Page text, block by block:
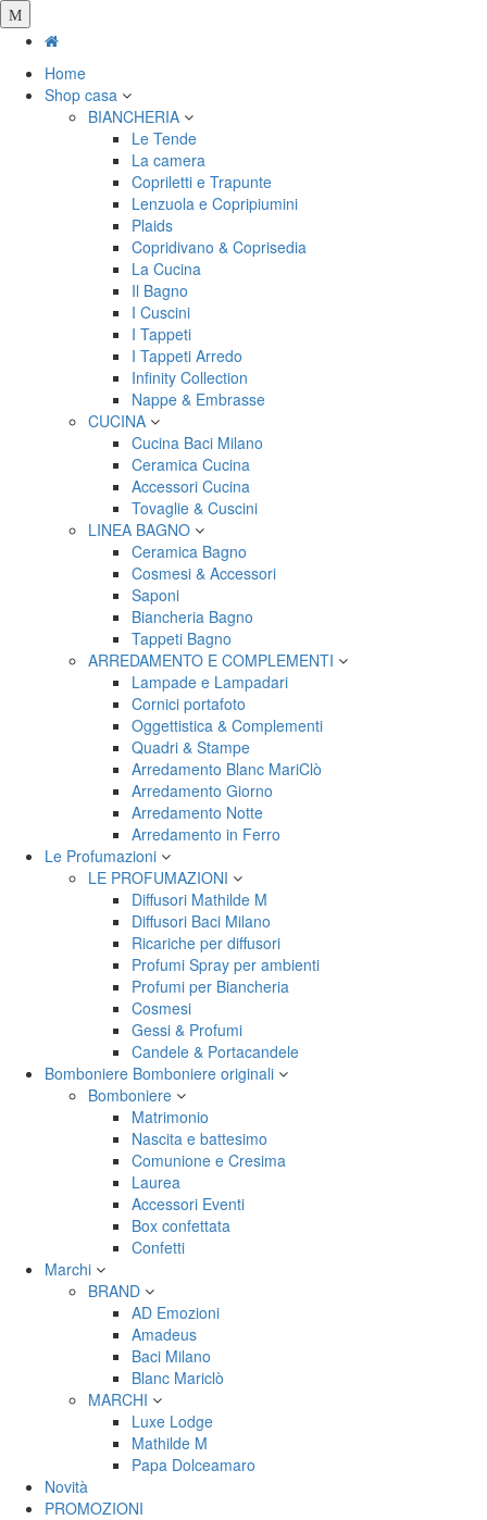
Salta
al
principaleHome
Shop casa
BIANCHERIA
Le Tende
La camera
Copriletti e Trapunte
Lenzuola e Copripiumini
Plaids
Copridivano & Coprisedia
La Cucina
Il Bagno
I Cuscini
I Tappeti
I Tappeti Arredo
Infinity Collection
Nappe & Embrasse
CUCINA
Cucina Baci Milano
Ceramica Cucina
Accessori Cucina
Tovaglie & Cuscini
LINEA BAGNO
Ceramica Bagno
Cosmesi & Accessori
Saponi
Biancheria Bagno
Tappeti Bagno
ARREDAMENTO E COMPLEMENTI
Lampade e Lampadari
Cornici portafoto
Oggettistica & Complementi
Quadri & Stampe
Arredamento Blanc MariClò
Arredamento Giorno
Arredamento Notte
Arredamento in Ferro
Le Profumazioni
LE PROFUMAZIONI
Diffusori Mathilde M
Diffusori Baci Milano
Ricariche per diffusori
Profumi Spray per ambienti
Profumi per Biancheria
Cosmesi
Gessi & Profumi
Candele & Portacandele
Bomboniere Bomboniere originali
Bomboniere
Matrimonio
Nascita e battesimo
Comunione e Cresima
Laurea
Accessori Eventi
Box confettata
Confetti
Marchi
BRAND
AD Emozioni
Amadeus
Baci Milano
Blanc Mariclò
MARCHI
Luxe Lodge
Mathilde M
Papa Dolceamaro
Novità
PROMOZIONI